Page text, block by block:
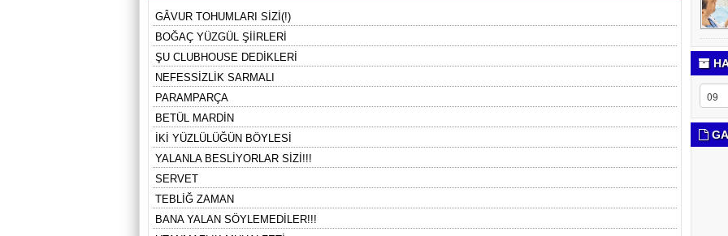
GÂVUR TOHUMLARI SİZİ(!)
BOĞAÇ YÜZGÜL ŞİİRLERİ
ŞU CLUBHOUSE DEDİKLERİ
NEFESSİZLİK SARMALI
PARAMPARÇA
BETÜL MARDİN
İKİ YÜZLÜLÜĞÜN BÖYLESİ
YALANLA BESLİYORLAR SİZİ!!!
SERVET
TEBLİĞ ZAMAN
BANA YALAN SÖYLEMEDİLER!!!